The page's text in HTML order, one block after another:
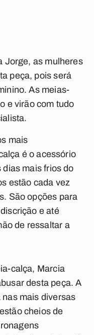
Jorge, as mulheres
peça, pois será
As meias-
e virão com tudo
mais
é o acessório
mais frios do
estão cada vez
São opções para
e até
de ressaltar a
calça, Marcia
desta peça. A
mais diversas
cheios de